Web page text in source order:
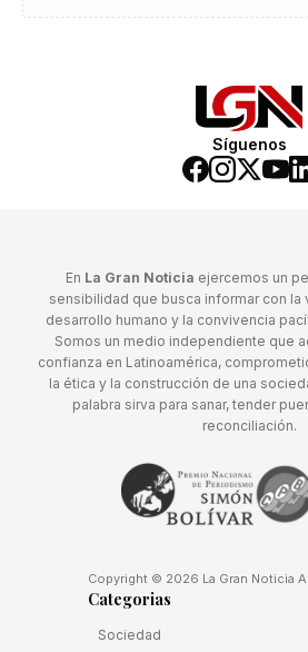
Síguenos
En La Gran Noticia ejercemos un
sensibilidad que busca informar con la
desarrollo humano y la convivencia
Somos un medio independiente que
confianza en Latinoamérica,
la ética y la construcción de una
palabra sirva para sanar, tender
reconciliación.
Copyright © 2026 La Gran Noticia
Categorias
Sociedad